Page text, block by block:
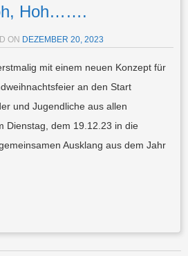
Hoh…….
ON DEZEMBER 20, 2023
mit einem neuen Konzept für
an den Start
und Jugendliche aus allen
Dienstag, dem 19.12.23 in die
Ausklang aus dem Jahr